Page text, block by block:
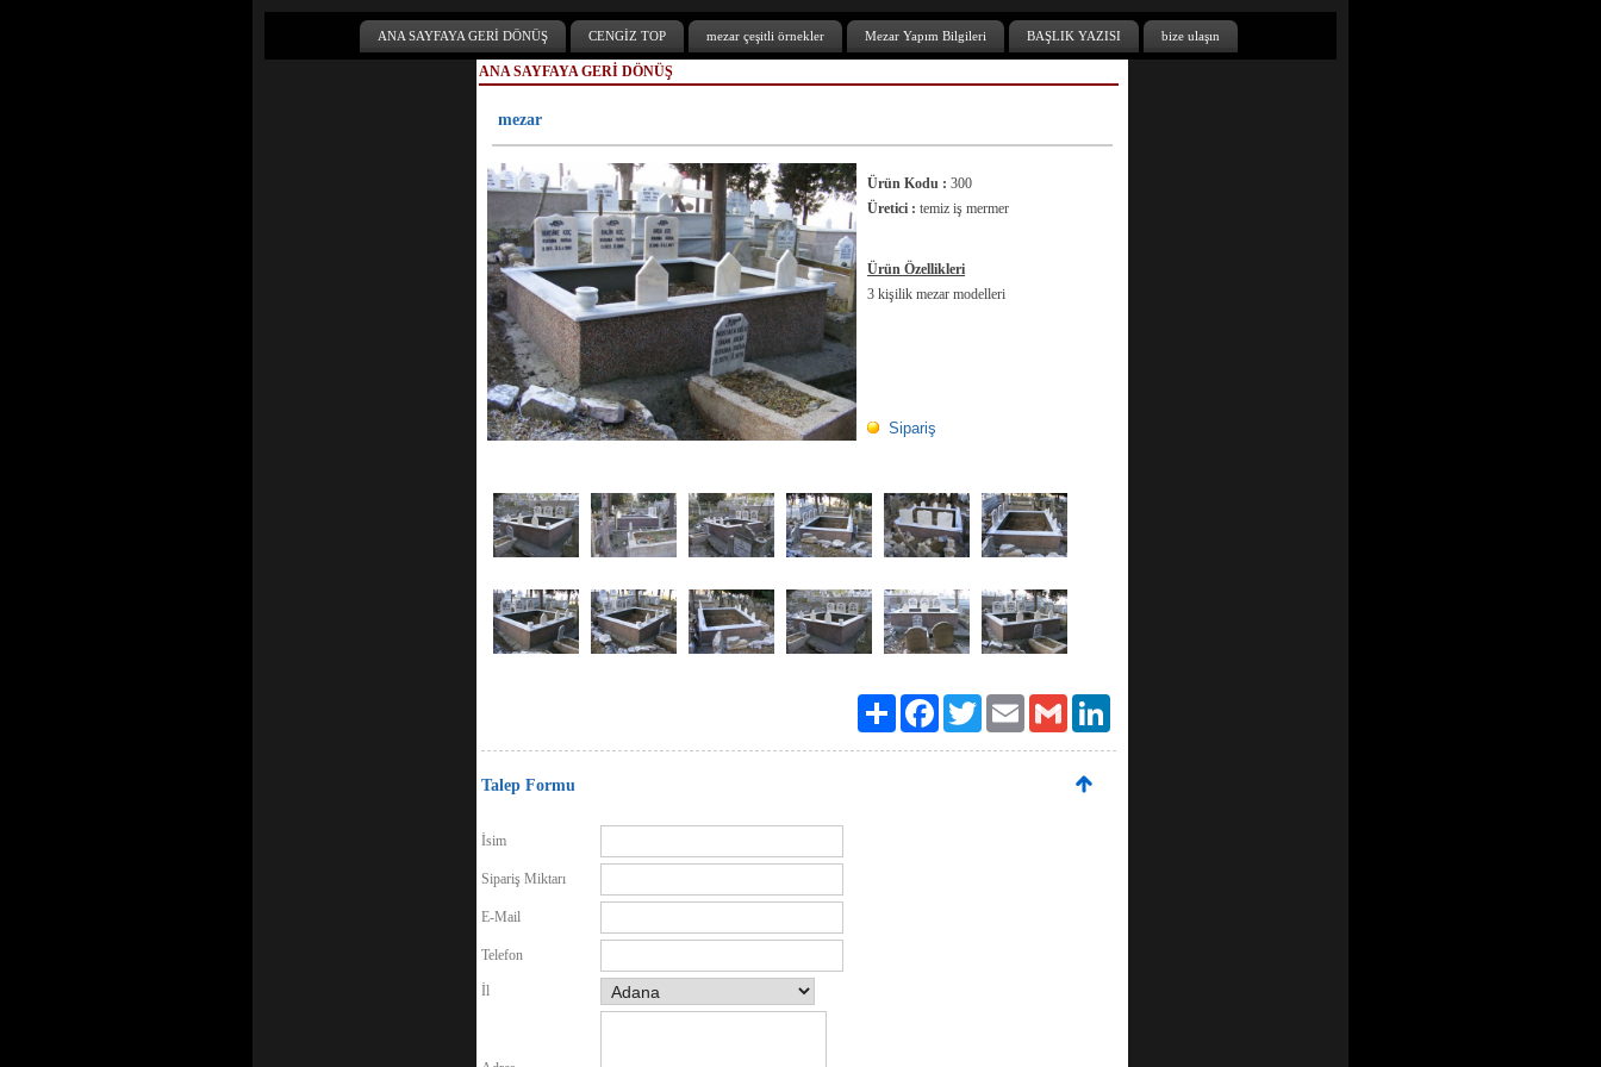
ANA SAYFAYA GERİ DÖNÜŞ CENGİZ TOP mezar çeşitli örnekler Mezar Yapım Bilgileri BAŞLIK YAZISI bize ulaşın
ANA SAYFAYA GERİ DÖNÜŞ
mezar
Ürün Kodu : 300
Üretici : temiz iş mermer
Ürün Özellikleri
3 kişilik mezar modelleri
Sipariş
Paylaş FacebookTwitter Email Gmail
Talep Formu
İsim
Sipariş Miktarı
E-Mail
Telefon
İl